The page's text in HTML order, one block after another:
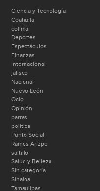
Ciencia y Tecnología
Coahuila
colima
Deportes
Espectáculos
Finanzas
Internacional
jalisco
Nacional
Nuevo León
Ocio
Opinión
parras
politica
Punto Social
Ramos Arizpe
saltillo
Salud y Belleza
Sin categoría
Sinaloa
Tamaulipas